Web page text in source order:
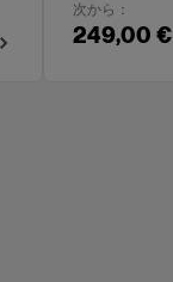
次から：
249,00 €